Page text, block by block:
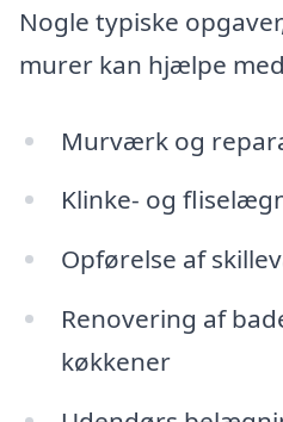
Nogle typiske
murer kan hjælpe
Murværk og
Klinke- og
Opførelse af
Renovering af
køkkener